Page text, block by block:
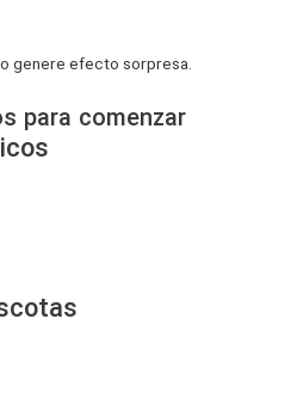
genere efecto sorpresa.
para comenzar